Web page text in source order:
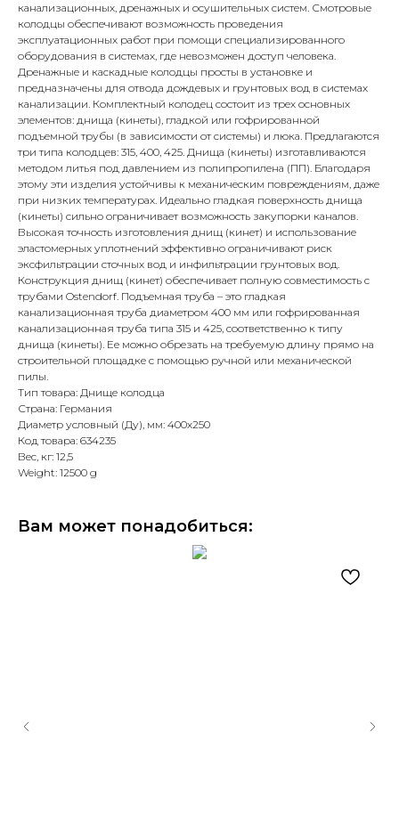
канализационных, дренажных и осушительных систем. Смотровые
колодцы обеспечивают возможность проведения
эксплуатационных работ при помощи специализированного
оборудования в системах, где невозможен доступ человека.
Дренажные и каскадные колодцы просты в установке и
предназначены для отвода дождевых и грунтовых вод в системах
канализации. Комплектный колодец состоит из трех основных
элементов: днища (кинеты), гладкой или гофрированной
подъемной трубы (в зависимости от системы) и люка. Предлагаются
три типа колодцев: 315, 400, 425. Днища (кинеты) изготавливаются
методом литья под давлением из полипропилена (ПП). Благодаря
этому эти изделия устойчивы к механическим повреждениям, даже
при низких температурах. Идеально гладкая поверхность днища
(кинеты) сильно ограничивает возможность закупорки каналов.
Высокая точность изготовления днищ (кинет) и использование
эластомерных уплотнений эффективно ограничивают риск
эксфильтрации сточных вод и инфильтрации грунтовых вод.
Конструкция днищ (кинет) обеспечивает полную совместимость с
трубами Ostendorf. Подъемная труба – это гладкая
канализационная труба диаметром 400 мм или гофрированная
канализационная труба типа 315 и 425, соответственно к типу
днища (кинеты). Ее можно обрезать на требуемую длину прямо на
строительной площадке с помощью ручной или механической
пилы.
Тип товара: Днище колодца
Страна: Германия
Диаметр условный (Ду), мм: 400х250
Код товара: 634235
Вес, кг: 12,5
Weight: 12500 g
Вам может понадобиться: